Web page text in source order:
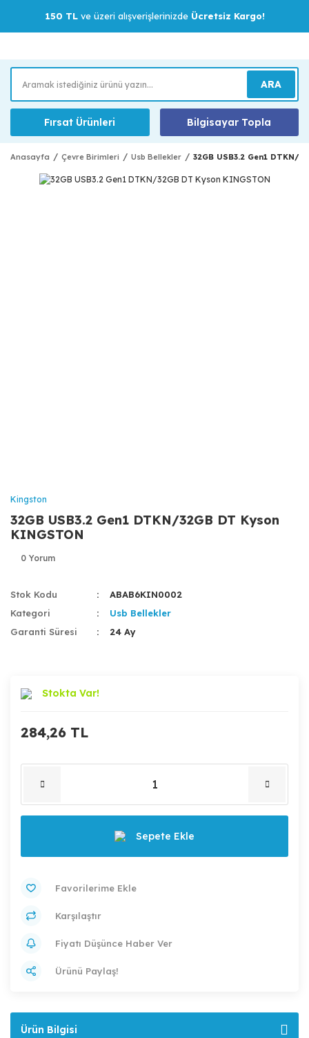
150 TLve üzeri alışverişlerinizde Ücretsiz Kargo!
ARA
Fırsat Ürünleri Bilgisayar Topla
Anasayfa Çevre Birimleri Usb Bellekler 32GB USB3.2 Gen1 DTKN/
Kingston
32GB USB3.2 Gen1 DTKN/32GB DT Kyson
KINGSTON
0 Yorum
Stok Kodu
ABAB6KIN0002
Kategori
Usb Bellekler
Garanti Süresi
24 Ay
Stokta Var!
284,26 TL
Sepete Ekle
Karşılaştır
Fiyatı Düşünce Haber Ver
Ürünü Paylaş!
Ürün Bilgisi